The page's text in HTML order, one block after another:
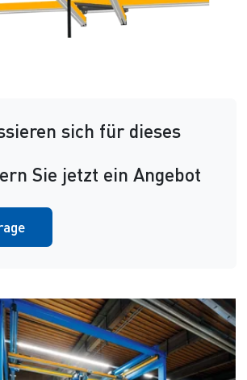
sich für dieses
Sie jetzt ein Angebot